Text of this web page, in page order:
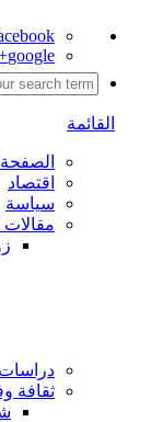
google+
القائمة
اقتصاد
سياسة
مقالات
دراسات
ثقافة